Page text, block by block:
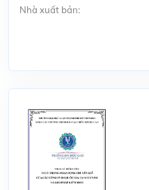
Nhà xuất bản: